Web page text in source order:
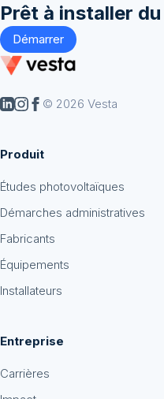
Prêt à installer
Démarrer
© 2026 Vesta
Produit
Études photovoltaïques
Démarches administratives
Fabricants
Équipements
Installateurs
Entreprise
Carrières